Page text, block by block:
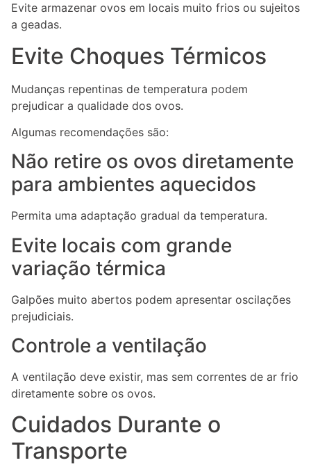
Evite armazenar ovos em locais muito frios ou sujeitos
a geadas.
Evite Choques Térmicos
Mudanças repentinas de temperatura podem
prejudicar a qualidade dos ovos.
Algumas recomendações são:
Não retire os ovos diretamente
para ambientes aquecidos
Permita uma adaptação gradual da temperatura.
Evite locais com grande
variação térmica
Galpões muito abertos podem apresentar oscilações
prejudiciais.
Controle a ventilação
A ventilação deve existir, mas sem correntes de ar frio
diretamente sobre os ovos.
Cuidados Durante o
Transporte